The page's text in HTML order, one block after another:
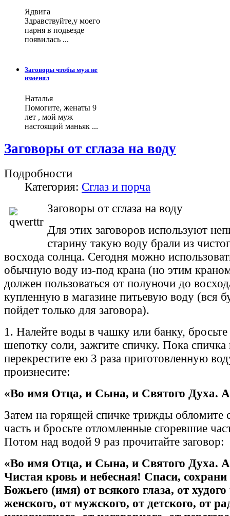
Ядвига
Здравствуйте,у моего
парня в подьезде
появилась ...
Заговоры чтобы муж не
изменял
Наталья
Помогите, женаты 9
лет , мой муж
настоящий маньяк ...
Заговоры от сглаза на воду
Подробности
Категория: Сглаз и порча
Заговоры от сглаза на воду
Для этих заговоров используют
старину такую воду брали из
восхода солнца. Сегодня можно
обычную воду из-под крана (но этим
должен пользоваться от полуночи до
купленную в магазине питьевую воду (вся
пойдет только для заговора).
1. Налейте воды в чашку или банку, бросьте
шепотку соли, зажгите спичку. Пока спичка
перекрестите ею 3 раза приготовленную
произнесите:
«Во имя Отца, и Сына, и Святого Духа.
Затем на горящей спичке трижды обломите
часть и бросьте отломленные сгоревшие
Потом над водой 9 раз прочитайте заговор:
«Во имя Отца, и Сына, и Святого Духа.
Чистая кровь и небесная! Спаси, сохрани
Божьего (имя) от всякого глаза, от худого
женского, от мужского, от детского, от